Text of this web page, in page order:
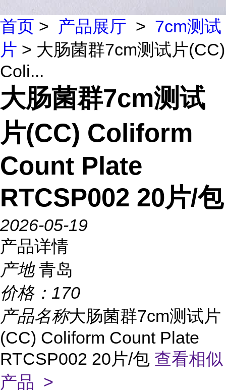
首页 > 产品展厅 > 7cm测试
片 > 大肠菌群7cm测试片(CC)
Coli...
大肠菌群7cm测试
片(CC) Coliform
Count Plate
RTCSP002 20片/包
2026-05-19
产品详情
产地 青岛
价格： 170
产品名称大肠菌群7cm测试片
(CC) Coliform Count Plate
RTCSP002 20片/包 查看相似
产品 >